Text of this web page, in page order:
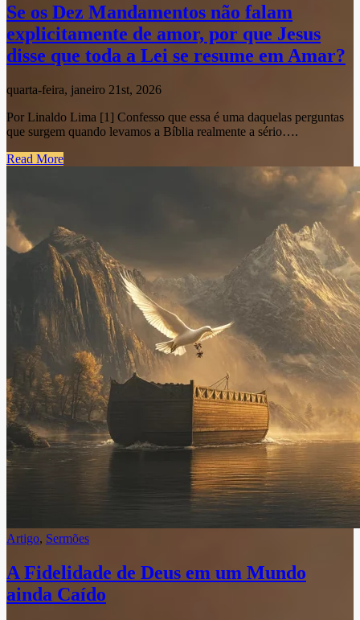
Se os Dez Mandamentos não falam
explicitamente de amor, por que Jesus
disse que toda a Lei se resume em Amar?
quarta-feira, janeiro 21st, 2026
Por Linaldo Lima [1] Confesso que essa é uma daquelas perguntas
que surgem quando levamos a Bíblia realmente a sério….
Read More
Artigo, Sermões
A Fidelidade de Deus em um Mundo
ainda Caído